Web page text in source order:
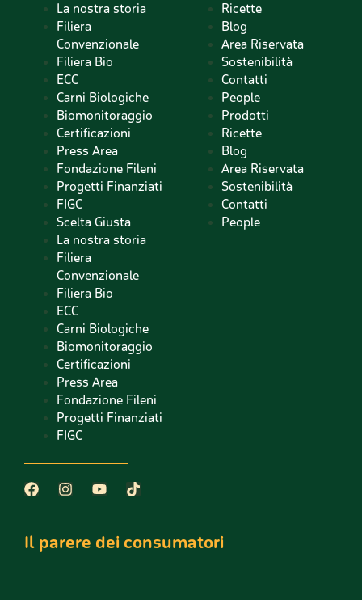
La nostra storia
Filiera
Convenzionale
Filiera Bio
ECC
Carni Biologiche
Biomonitoraggio
Certificazioni
Press Area
Fondazione Fileni
Progetti Finanziati
FIGC
Scelta Giusta
La nostra storia
Filiera
Convenzionale
Filiera Bio
ECC
Carni Biologiche
Biomonitoraggio
Certificazioni
Press Area
Fondazione Fileni
Progetti Finanziati
FIGC
Ricette
Blog
Area Riservata
Sostenibilità
Contatti
People
Prodotti
Ricette
Blog
Area Riservata
Sostenibilità
Contatti
People
Il parere dei consumatori